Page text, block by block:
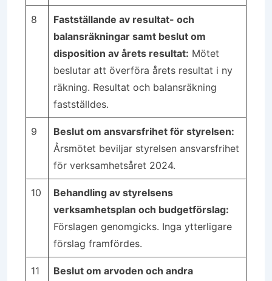
8
Fastställande av resultat- och
balansräkningar samt beslut om
disposition av årets resultat: Mötet
beslutar att överföra årets resultat i ny
räkning. Resultat och balansräkning
fastställdes.
9
Beslut om ansvarsfrihet för styrelsen:
Årsmötet beviljar styrelsen ansvarsfrihet
för verksamhetsåret 2024.
10
Behandling av styrelsens
verksamhetsplan och budgetförslag:
Förslagen genomgicks. Inga ytterligare
förslag framfördes.
11
Beslut om arvoden och andra